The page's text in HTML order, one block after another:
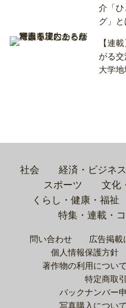
介「
グ」と
【連
がる
大学
社会 経済・ビジネス
スポーツ
文化
くらし・健康・福祉
特集・連載・
問い合わせ 広告掲載
個人情報保護方針
著作物の利用について
特定商取
バックナンバー
写真購入について